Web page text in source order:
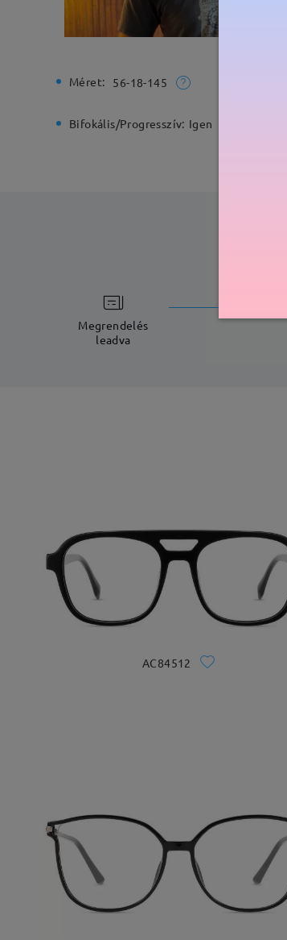
Méret: 56-18-145
Bifokális/Progresszív: Igen
Megrendelés
leadva
AC84512